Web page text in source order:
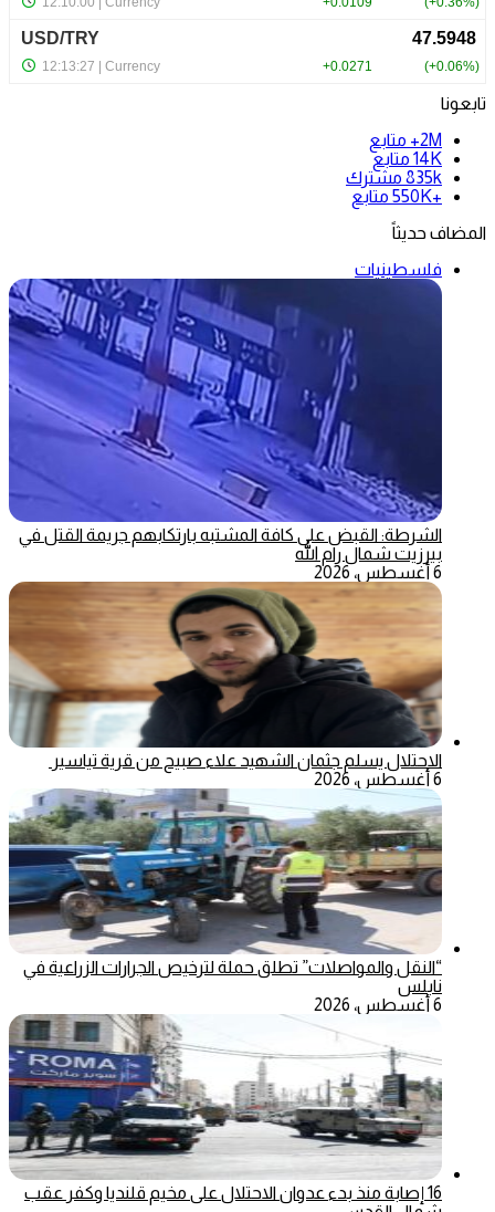
تابعونا
2M+
متابع
14K متابع
835k مشترك
+550K
متابع
المضاف حديثاً
فلسطينيات
الشرطة: القبض على كافة المشتبه بارتكابهم جريمة القتل في
بيرزيت شمال رام الله
6 أغسطس، 2026
الاحتلال يسلم جثمان الشهيد علاء صبيح من قرية تياسير
6 أغسطس، 2026
“النقل والمواصلات” تطلق حملة لترخيص الجرارات الزراعية في
نابلس
6 أغسطس، 2026
16 إصابة منذ بدء عدوان الاحتلال على مخيم قلنديا وكفر عقب